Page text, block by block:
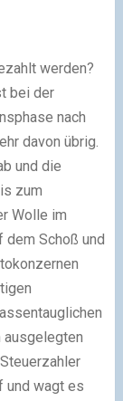
werden?
bei der
nach
davon übrig.
und die
zum
Wolle im
dem Schoß und
ausgelegten
und wagt es